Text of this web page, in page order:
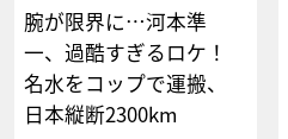
腕が限界に…河本準
一、過酷すぎるロケ！
名水をコップで運搬、
日本縦断2300km